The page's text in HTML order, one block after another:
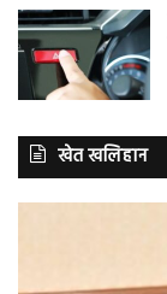
खेत खलिहान